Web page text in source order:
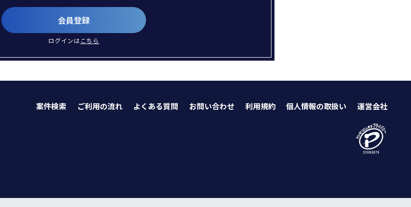
会員登録
ログインはこちら
案件検索 ご利用の流れ よくある質問 お問い合わせ 利用規約 個人情報の取扱い 運営会社